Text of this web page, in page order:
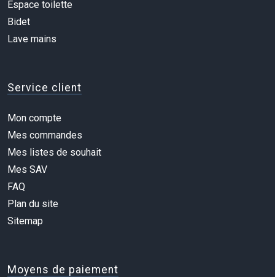
Espace toilette
Bidet
Lave mains
Service client
Mon compte
Mes commandes
Mes listes de souhait
Mes SAV
FAQ
Plan du site
Sitemap
Moyens de paiement